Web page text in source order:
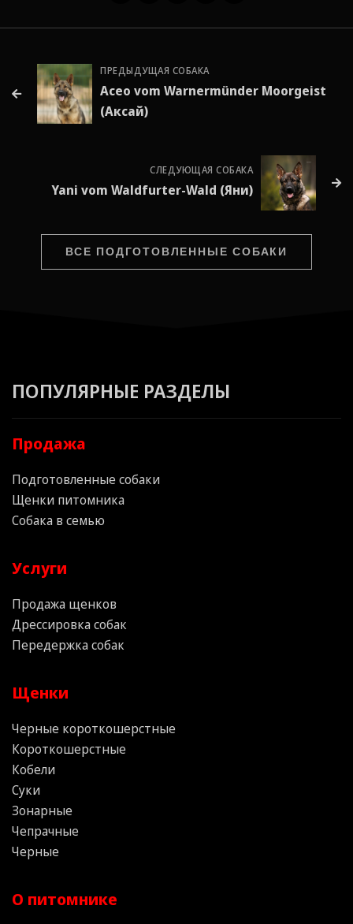
ПРЕДЫДУЩАЯ СОБАКА
Aceo vom Warnermünder Moorgeist
(Аксай)
СЛЕДУЮЩАЯ СОБАКА
Yani vom Waldfurter-Wald (Яни)
ВСЕ ПОДГОТОВЛЕННЫЕ СОБАКИ
ПОПУЛЯРНЫЕ РАЗДЕЛЫ
Продажа
Подготовленные собаки
Щенки питомника
Собака в семью
Услуги
Продажа щенков
Дрессировка собак
Передержка собак
Щенки
Черные короткошерстные
Короткошерстные
Кобели
Суки
Зонарные
Чепрачные
Черные
О питомнике